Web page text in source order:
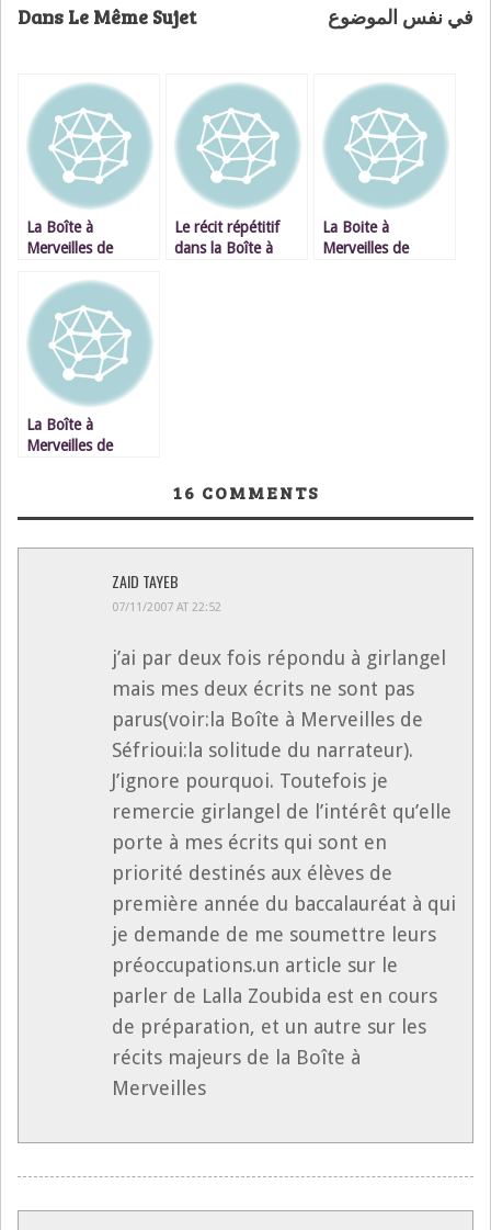
Dans Le Même Sujet في نفس الموضوع
La Boîte à
Merveilles de
chevauchement des
récits
Le récit répétitif
dans la Boîte à
La Boite à
Merveilles de
La Boîte à
Merveilles de
16 COMMENTS
ZAID TAYEB
07/11/2007 AT 22:52
j’ai par deux fois répondu à girlangel
mais mes deux écrits ne sont pas
parus(voir:la Boîte à Merveilles de
Séfrioui:la solitude du narrateur).
J’ignore pourquoi. Toutefois je
remercie girlangel de l’intérêt qu’elle
porte à mes écrits qui sont en
priorité destinés aux élèves de
première année du baccalauréat à qui
je demande de me soumettre leurs
préoccupations.un article sur le
parler de Lalla Zoubida est en cours
de préparation, et un autre sur les
récits majeurs de la Boîte à
Merveilles